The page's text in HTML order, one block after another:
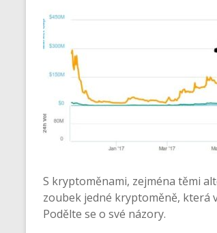
S kryptoměnami, zejména těmi
zoubek jedné kryptoměně, která
Podělte se o své názory.